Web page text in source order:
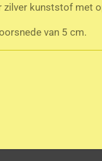
zilver kunststof met
van 5 cm.